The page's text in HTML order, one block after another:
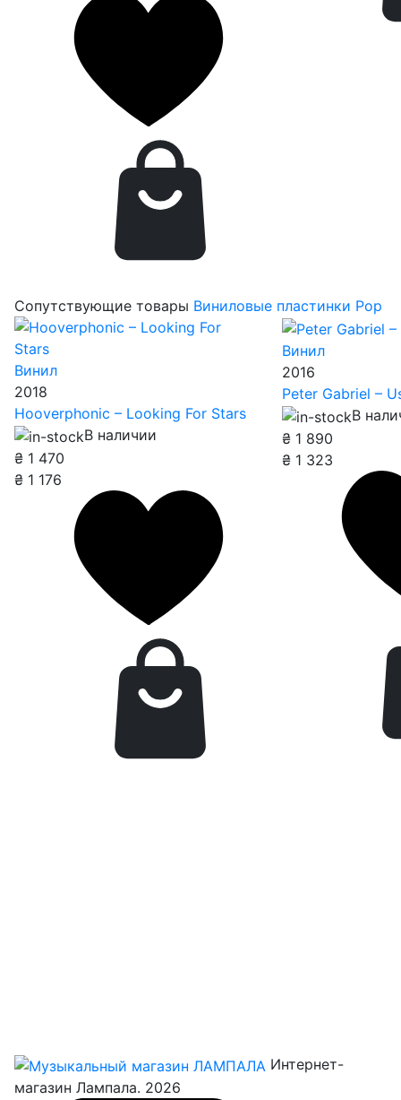
Сопутствующие товары Виниловые пластинки Pop
Винил
2018
Hooverphonic – Looking For Stars
В наличии
₴ 1 470
₴ 1 176
Винил
2016
Peter Gabriel –
В
₴ 1 890
₴ 1 323
Интернет-
магазин Лампала. 2026